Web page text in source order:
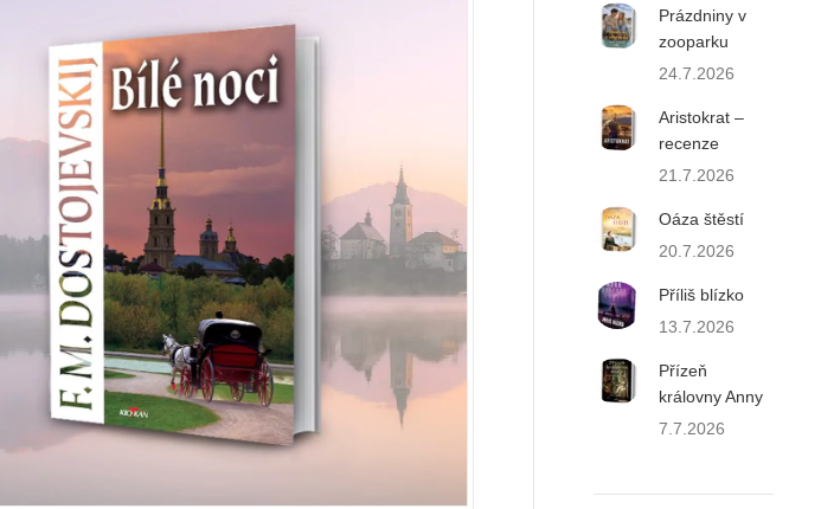
Prázdniny v
zooparku
24.7.2026
Aristokrat –
recenze
21.7.2026
Oáza štěstí
20.7.2026
Příliš blízko
13.7.2026
Přízeň
královny Anny
7.7.2026